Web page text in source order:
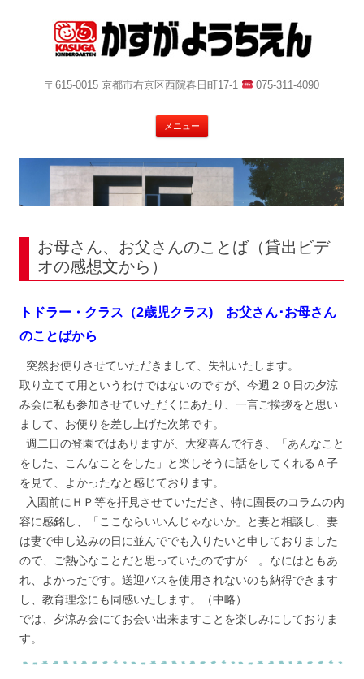
〒615-0015 京都市右京区西院春日町17-1 075-311-4090
メニュー
ツ
お母さん、お父さんのことば（貸出ビデ
オの感想文から）
トドラー・クラス（2歳児クラス) お父さん･お母さん
のことばから
突然お便りさせていただきまして、失礼いたします。
取り立てて用というわけではないのですが、今週２０日の夕涼
み会に私も参加させていただくにあたり、一言ご挨拶をと思い
まして、お便りを差し上げた次第です。
週二日の登園ではありますが、大変喜んで行き、「あんなこと
をした、こんなことをした」と楽しそうに話をしてくれるＡ子
を見て、よかったなと感じております。
入園前にＨＰ等を拝見させていただき、特に園長のコラムの内
容に感銘し、「ここならいいんじゃないか」と妻と相談し、妻
は妻で申し込みの日に並んででも入りたいと申しておりました
ので、ご熱心なことだと思っていたのですが…。なにはともあ
れ、よかったです。送迎バスを使用されないのも納得できます
し、教育理念にも同感いたします。（中略）
では、夕涼み会にてお会い出来ますことを楽しみにしておりま
す。